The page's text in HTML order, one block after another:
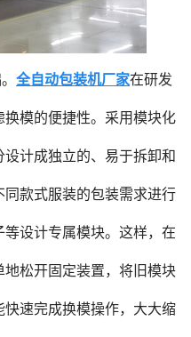
全自动包装机厂家在研发
模的便捷性。采用模块化
计成独立的、易于拆卸和
款式服装的包装需求进行
设计专属模块。这样，在
松开固定装置，将旧模块
速完成换模操作，大大缩